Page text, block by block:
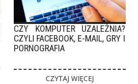
CZY KOMPUTER UZALEŻNIA?
CZYLI FACEBOOK, E-MAIL, GRY I
PORNOGRAFIA
CZYTAJ WIĘCEJ